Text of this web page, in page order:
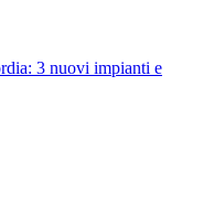
3 nuovi impianti e